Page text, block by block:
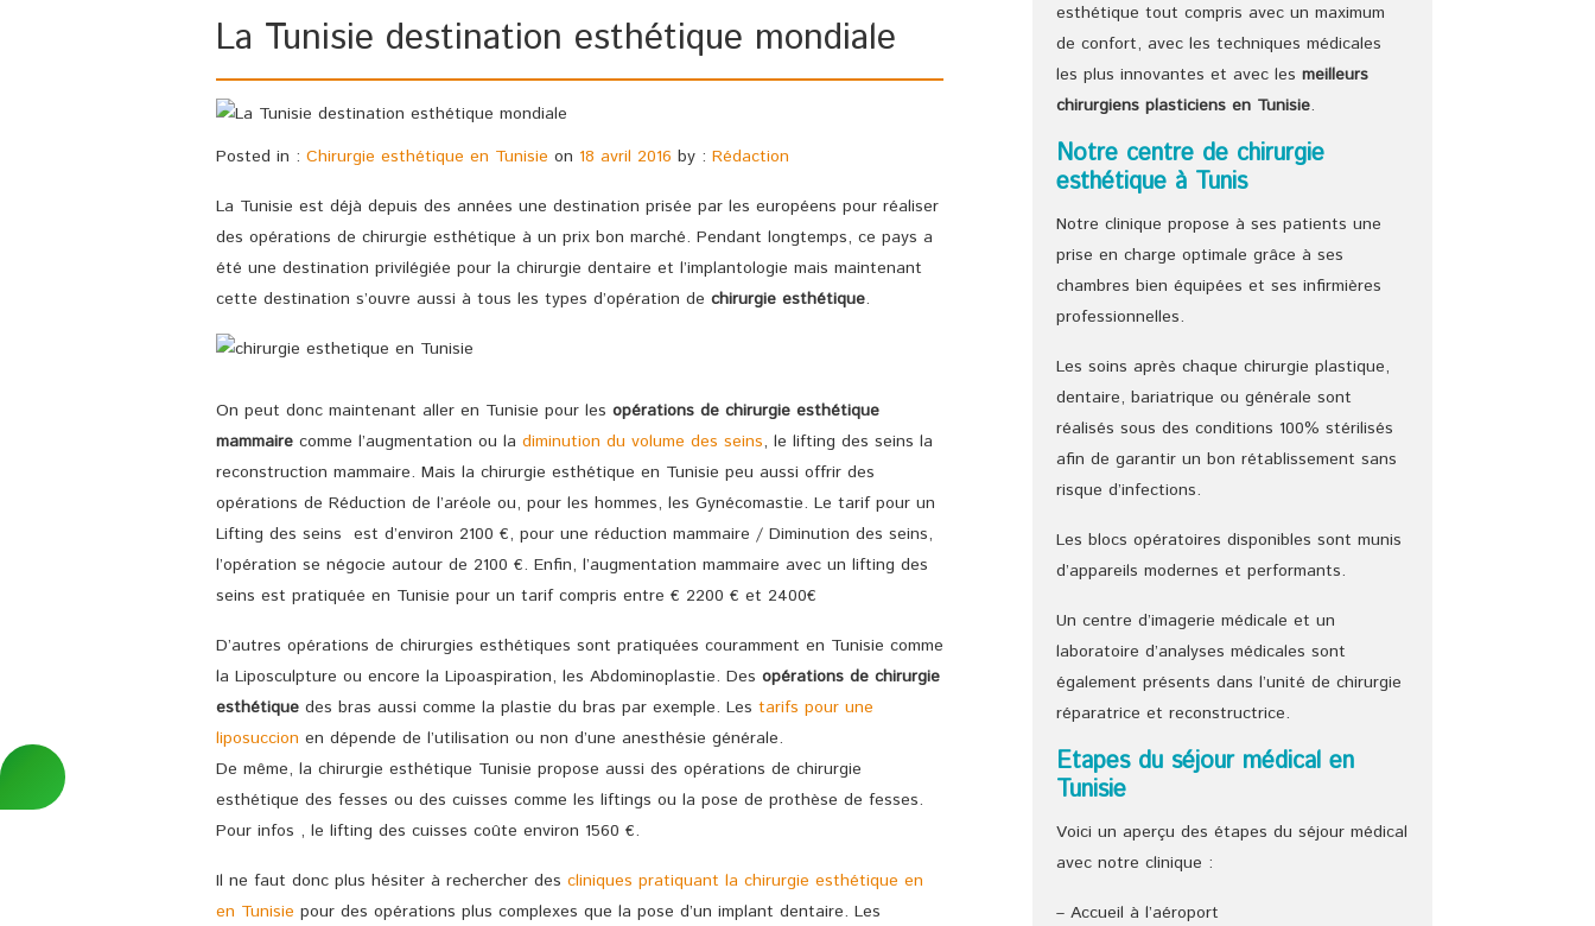
La Tunisie destination esthétique mondiale
Posted in : Chirurgie esthétique en Tunisie on 18 avril 2016 by : Rédaction
La Tunisie est déjà depuis des années une destination prisée par les européens pour réaliser
des opérations de chirurgie esthétique à un prix bon marché. Pendant longtemps, ce pays a
été une destination privilégiée pour la chirurgie dentaire et l’implantologie mais maintenant
cette destination s’ouvre aussi à tous les types d’opération de chirurgie esthétique.
On peut donc maintenant aller en Tunisie pour les opérations de chirurgie esthétique
mammaire comme l’augmentation ou la diminution du volume des seins, le lifting des seins la
reconstruction mammaire. Mais la chirurgie esthétique en Tunisie peu aussi offrir des
opérations de Réduction de l’aréole ou, pour les hommes, les Gynécomastie. Le tarif pour un
Lifting des seins est d’environ 2100 €, pour une réduction mammaire / Diminution des seins,
l’opération se négocie autour de 2100 €. Enfin, l’augmentation mammaire avec un lifting des
seins est pratiquée en Tunisie pour un tarif compris entre € 2200 € et 2400€
D’autres opérations de chirurgies esthétiques sont pratiquées couramment en Tunisie comme
la Liposculpture ou encore la Lipoaspiration, les Abdominoplastie. Des opérations de chirurgie
esthétique des bras aussi comme la plastie du bras par exemple. Les tarifs pour une
liposuccion en dépende de l’utilisation ou non d’une anesthésie générale.
De même, la chirurgie esthétique Tunisie propose aussi des opérations de chirurgie
esthétique des fesses ou des cuisses comme les liftings ou la pose de prothèse de fesses.
Pour infos , le lifting des cuisses coûte environ 1560 €.
Il ne faut donc plus hésiter à rechercher des cliniques pratiquant la chirurgie esthétique en
en Tunisie pour des opérations plus complexes que la pose d’un implant dentaire. Les
esthétique tout compris avec un maximum
de confort, avec les techniques médicales
les plus innovantes et avec lesmeilleurs
chirurgiens plasticiens en Tunisie.
Notre centre de chirurgie
esthétique à Tunis
Notre clinique propose à ses patients une
prise en charge optimale grâce à ses
chambres bien équipées et ses infirmières
professionnelles.
Les soins après chaque chirurgie plastique,
dentaire, bariatrique ou générale sont
réalisés sous des conditions 100% stérilisés
afin de garantir un bon rétablissement sans
risque d’infections.
Les blocs opératoires disponibles sont munis
d’appareils modernes et performants.
Un centre d’imagerie médicale et un
laboratoire d’analyses médicales sont
également présents dans l’unité de chirurgie
réparatrice et reconstructrice.
Etapes du séjour médical en
Tunisie
Voici un aperçu des étapes du séjour médical
avec notre clinique :
– Accueil à l’aéroport